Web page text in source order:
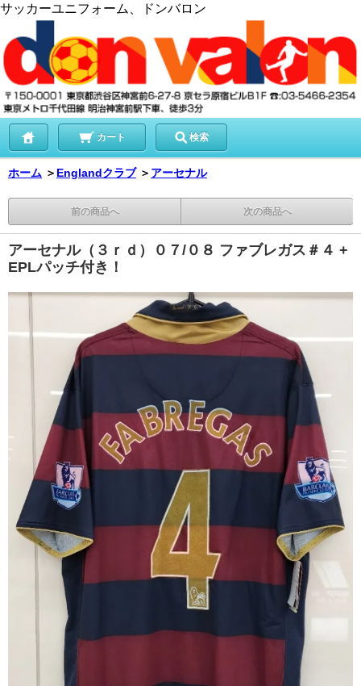
サッカーユニフォーム、ドンバロン
カート 検索
ホーム ＞ Englandクラブ ＞ アーセナル
前の商品へ 次の商品へ
アーセナル（３ｒｄ）０７/０８ ファブレガス＃４ +
EPLパッチ付き！